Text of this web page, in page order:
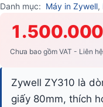
Danh mục: Máy in Zywell,
Chưa bao gồm VAT - Liên
Zywell ZY310 là
giấy 80mm, thích